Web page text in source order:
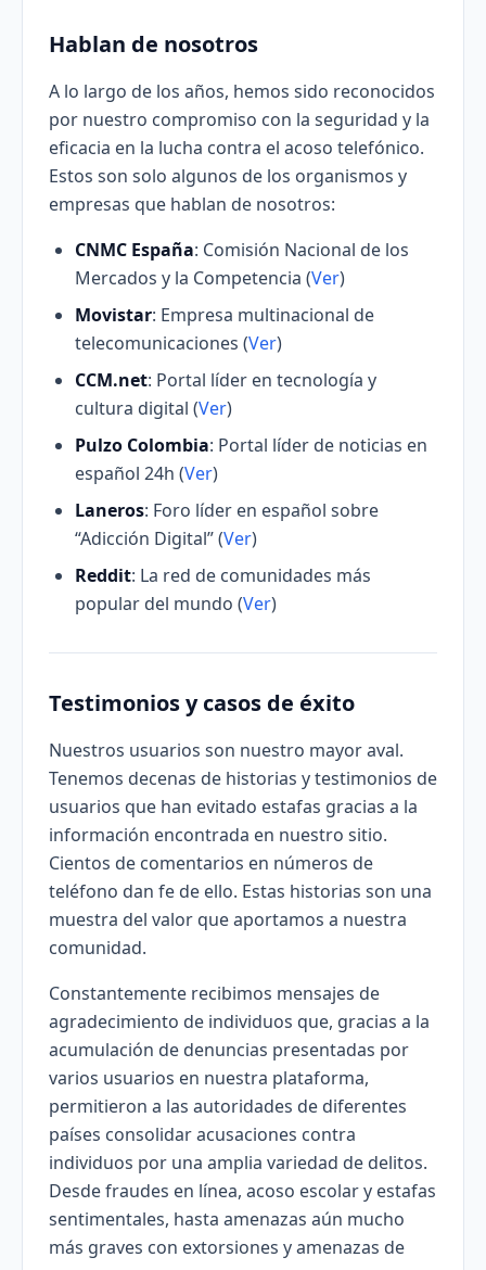
Hablan de nosotros
A lo largo de los años, hemos sido reconocidos
por nuestro compromiso con la seguridad y la
eficacia en la lucha contra el acoso telefónico.
Estos son solo algunos de los organismos y
empresas que hablan de nosotros:
CNMC España: Comisión Nacional de los
Mercados y la Competencia (Ver)
Movistar: Empresa multinacional de
telecomunicaciones (Ver)
CCM.net: Portal líder en tecnología y
cultura digital (Ver)
Pulzo Colombia: Portal líder de noticias en
español 24h (Ver)
Laneros: Foro líder en español sobre
“Adicción Digital” (Ver)
Reddit: La red de comunidades más
popular del mundo (Ver)
Testimonios y casos de éxito
Nuestros usuarios son nuestro mayor aval.
Tenemos decenas de historias y testimonios de
usuarios que han evitado estafas gracias a la
información encontrada en nuestro sitio.
Cientos de comentarios en números de
teléfono dan fe de ello. Estas historias son una
muestra del valor que aportamos a nuestra
comunidad.
Constantemente recibimos mensajes de
agradecimiento de individuos que, gracias a la
acumulación de denuncias presentadas por
varios usuarios en nuestra plataforma,
permitieron a las autoridades de diferentes
países consolidar acusaciones contra
individuos por una amplia variedad de delitos.
Desde fraudes en línea, acoso escolar y estafas
sentimentales, hasta amenazas aún mucho
más graves con extorsiones y amenazas de